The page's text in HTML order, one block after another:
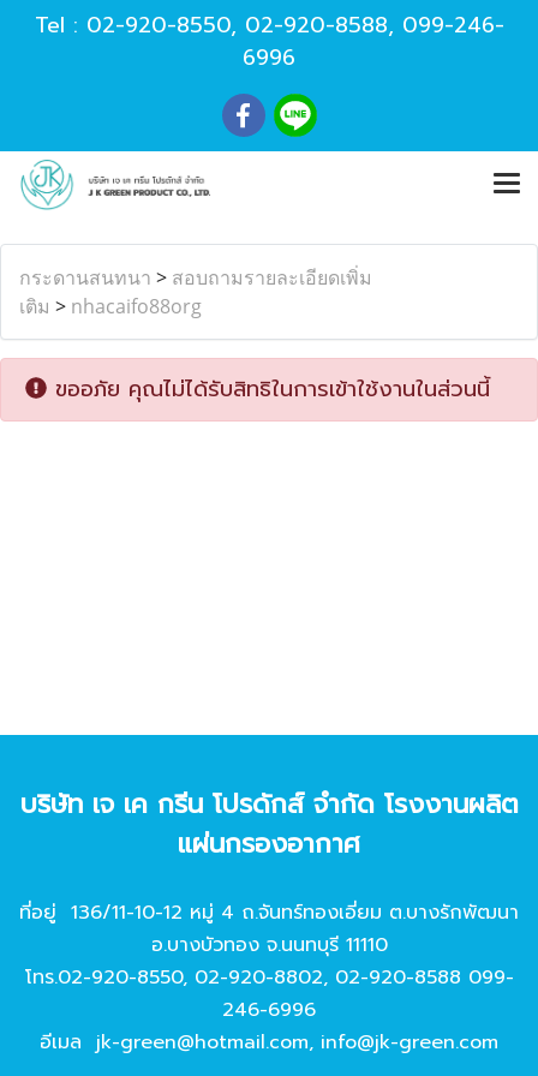
Tel : 02-920-8550, 02-920-8588, 099-246-
6996
กระดานสนทนา > สอบถามรายละเอียดเพิ่ม
เติม > nhacaifo88org
ขออภัย คุณไม่ได้รับสิทธิในการเข้าใช้งานในส่วนนี้
บริษัท เจ เค กรีน โปรดักส์ จํากัด โรงงานผลิต
แผ่นกรองอากาศ
ที่อยู่ 136/11-10-12 หมู่ 4 ถ.จันทร์ทองเอี่ยม ต.บางรักพัฒนา
อ.บางบัวทอง จ.นนทบุรี 11110
โทร.02-920-8550, 02-920-8802, 02-920-8588 099-
246-6996
อีเมล jk-green@hotmail.com, info@jk-green.com